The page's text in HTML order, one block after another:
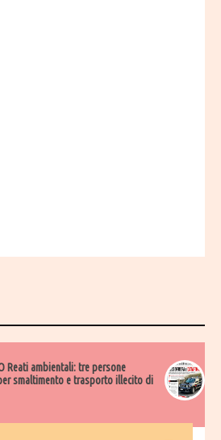
Reati ambientali: tre persone
smaltimento e trasporto illecito di